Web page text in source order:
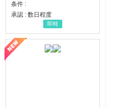
条件 :
承認 : 数日程度
即時